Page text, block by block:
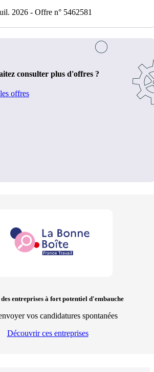
2026 - Offre n° 5462581
consulter plus d'offres ?
offres
entreprises à fort potentiel d'embauche
vos candidatures spontanées
Découvrir ces entreprises